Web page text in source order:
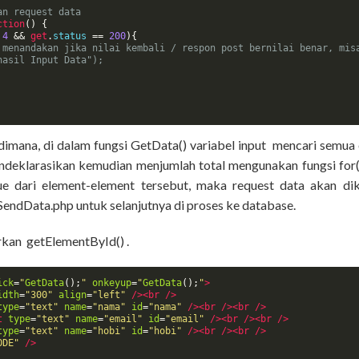
request data
()
{
4 && get . status == 200){
jika nilai kembali / respon post bernilai benar,
Input Data");
di dalam fungsi GetData() variabel input mencari semua
kemudian menjumlah total mengunakan fungsi
dari element-element tersebut, maka request data akan
untuk selanjutnya di proses ke database.
getElementById() .
="GetData(); " onkeyup="GetData(); ">
="300" align="left" /><br />
="text" name="nama" id="nama" /><br /><br />
type="text" name="email" id="email" /><br /><br />
="text" name="hobi" id="hobi" /><br /><br />
/>